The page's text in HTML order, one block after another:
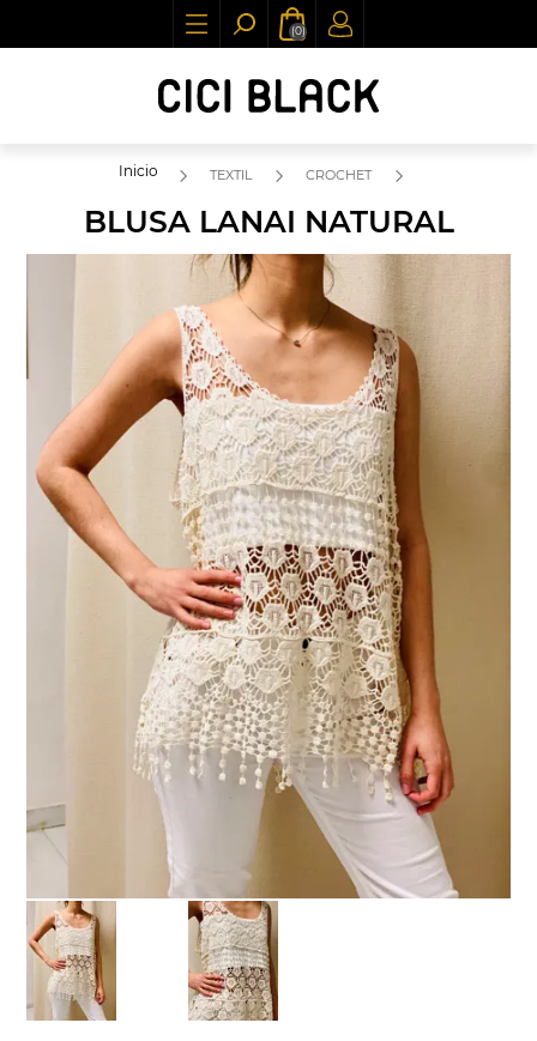
(0)
Inicio TEXTIL CROCHET
BLUSA LANAI NATURAL